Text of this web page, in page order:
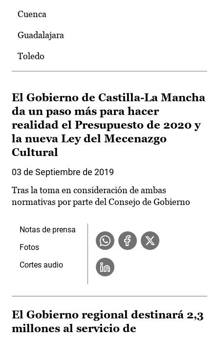
Cuenca
Guadalajara
Toledo
El Gobierno de Castilla-La Mancha
da un paso más para hacer
realidad el Presupuesto de 2020 y
la nueva Ley del Mecenazgo
Cultural
03 de Septiembre de 2019
Tras la toma en consideración de ambas
normativas por parte del Consejo de Gobierno
Notas de prensa
Fotos
Cortes audio
El Gobierno regional destinará 2,3
millones al servicio de